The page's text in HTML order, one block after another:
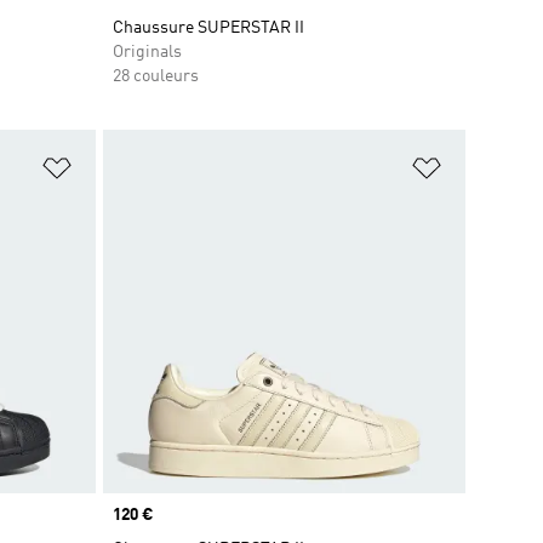
Chaussure SUPERSTAR II
Originals
28 couleurs
Prix
120 €